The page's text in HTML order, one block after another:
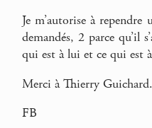
Je m’autorise à
demandés, 2 parce qu’il
qui est à lui et ce qui est
Merci à Thierry Guichard.
FB